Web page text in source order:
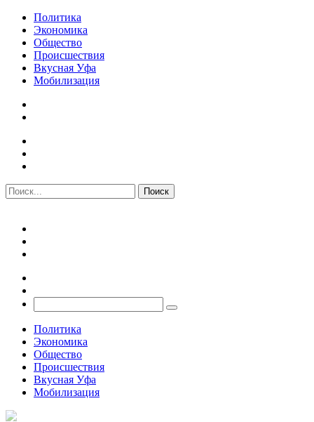
Политика
Экономика
Общество
Происшествия
Вкусная Уфа
Мобилизация
Политика
Экономика
Общество
Происшествия
Вкусная Уфа
Мобилизация